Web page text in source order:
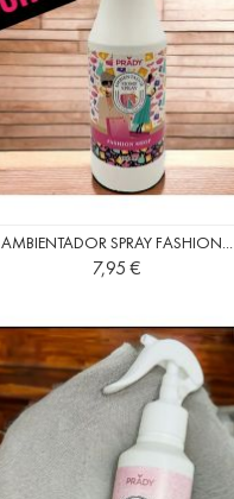
AMBIENTADOR SPRAY FASHION...
Precio
7,95 €